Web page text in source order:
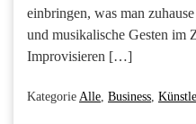
einbringen, was man
und musikalische Gesten im
Improvisieren […]
Kategorie Alle Business